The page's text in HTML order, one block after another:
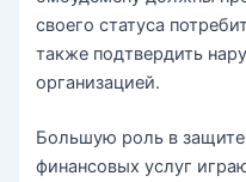
своего статуса
также подтвердить
организацией.
Большую роль в защите
финансовых услуг